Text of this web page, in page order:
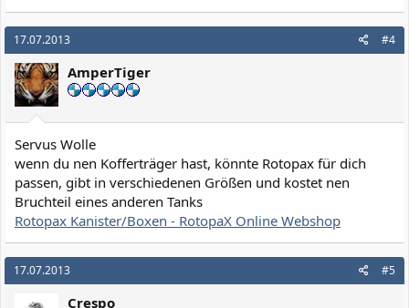
17.07.2013 #4
AmperTiger
Servus Wolle
wenn du nen Kofferträger hast, könnte Rotopax für dich
passen, gibt in verschiedenen Größen und kostet nen
Bruchteil eines anderen Tanks
Rotopax Kanister/Boxen - RotopaX Online Webshop
17.07.2013 #5
Crespo